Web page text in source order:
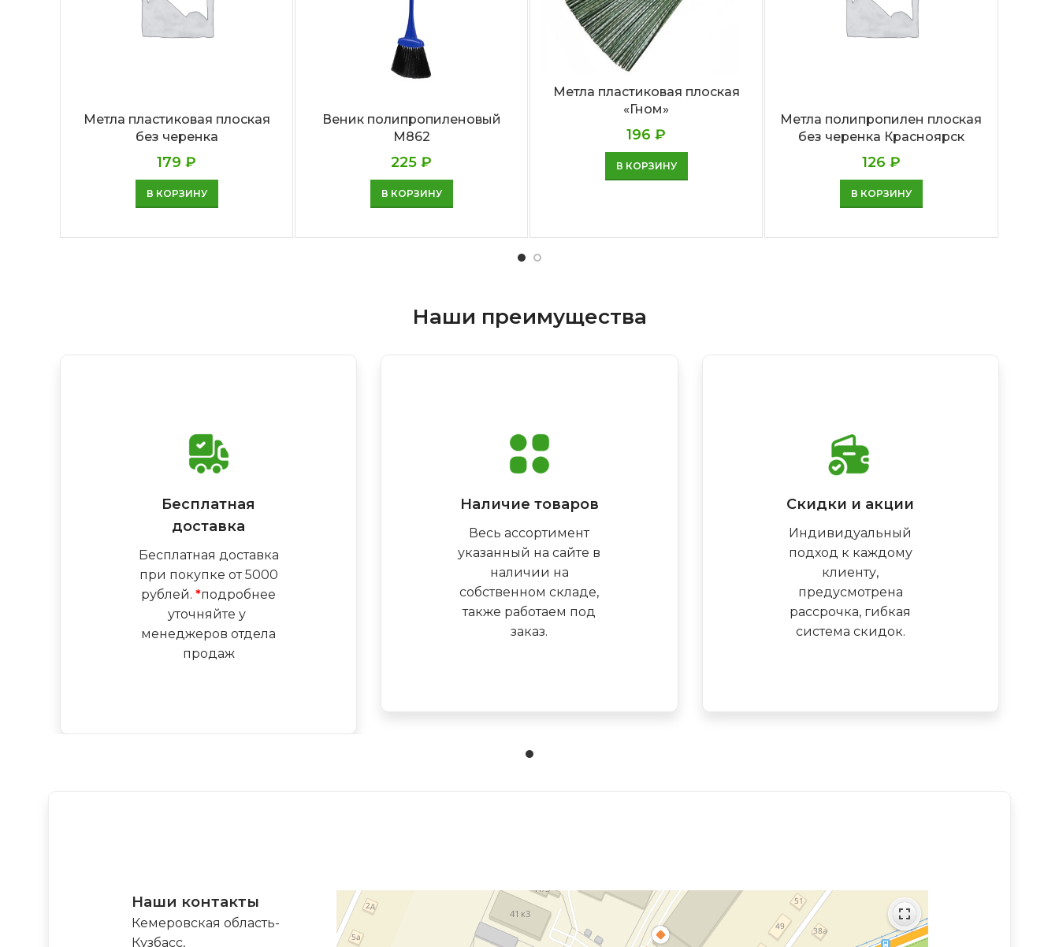
Метла пластиковая плоская
без черенка
179₽
В КОРЗИНУ
Веник полипропиленовый
М862
225₽
В КОРЗИНУ
Метла пластиковая плоская
«Гном»
196₽
В КОРЗИНУ
Метла полипропилен плоская
без черенка Красноярск
126 ₽
В КОРЗИНУ
Наши преимущества
Бесплатная
доставка
Бесплатная доставка
при покупке от 5000
рублей.*подробнее
уточняйте у
менеджеров отдела
продаж
Наличие товаров
Весь ассортимент
указанный на сайте в
наличии на
собственном складе,
также работаем под
заказ.
Скидки и акции
Индивидуальный
подход к каждому
клиенту,
предусмотрена
рассрочка, гибкая
система скидок.
Наши контакты
Кемеровская область-
Кузбасс,